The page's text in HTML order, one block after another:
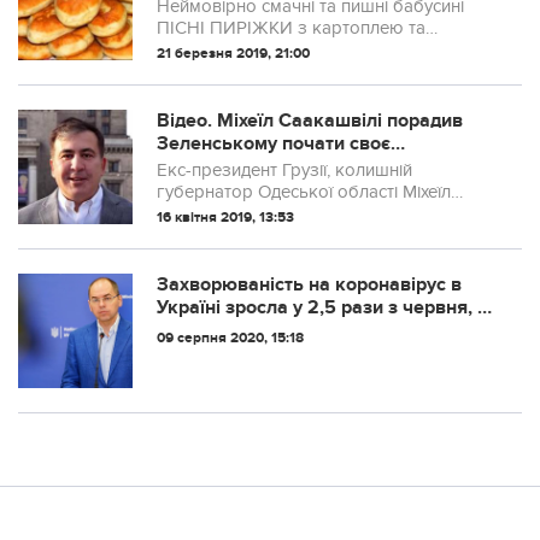
швидко! Люблять їх дорослі і діти!
Чоловік завжди просить, щоб
Неймовірно смачні та пишні бабусині
ПІСНІ ПИРІЖКИ з картоплею та
капустою! Смачні смажені пиріжки з
готуємо вдома. Рецепт смажених
пиріжків з фото...
21 березня 2019, 21:00
Відео. Міхеїл Саакашвілі порадив
Зеленському почати своє
президентство з посадки Порошенка
і його оточення
Екс-президент Грузії, колишній
губернатор Одеської області Міхеїл
Саакашвілі записав відеозвернення до
його майбутнім Президентом України.
Саакашвілі акц...
16 квітня 2019, 13:53
Захворюваність на коронавірус в
Україні зросла у 2,5 рази з червня, –
Степанов
09 серпня 2020, 15:18